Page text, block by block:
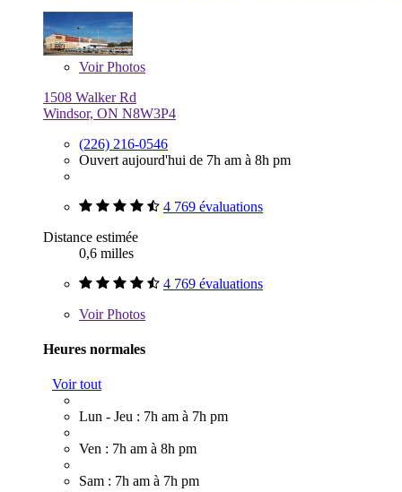
VoirPhotos
1508 Walker Rd
Windsor, ON N8W3P4
(226) 216-0546
Ouvert aujourd'hui de 7h am à 8h pm
4 769 évaluations
Distance estimée
0,6 milles
4 769 évaluations
VoirPhotos
Heures normales
Voir tout
Lun - Jeu : 7h am à 7h pm
Ven : 7h am à 8h pm
Sam : 7h am à 7h pm